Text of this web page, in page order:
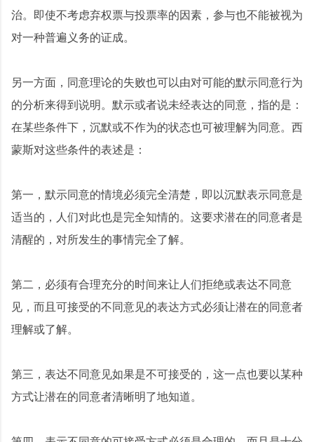
治。即使不考虑弃权票与投票率的因素，参与也不能被视为
对一种普遍义务的证成。
另一方面，同意理论的失败也可以由对可能的默示同意行为
的分析来得到说明。默示或者说未经表达的同意，指的是：
在某些条件下，沉默或不作为的状态也可被理解为同意。西
蒙斯对这些条件的表述是：
第一，默示同意的情境必须完全清楚，即以沉默表示同意是
适当的，人们对此也是完全知情的。这要求潜在的同意者是
清醒的，对所发生的事情完全了解。
第二，必须有合理充分的时间来让人们拒绝或表达不同意
见，而且可接受的不同意见的表达方式必须让潜在的同意者
理解或了解。
第三，表达不同意见如果是不可接受的，这一点也要以某种
方式让潜在的同意者清晰明了地知道。